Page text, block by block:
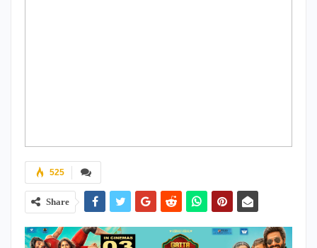
525
Share